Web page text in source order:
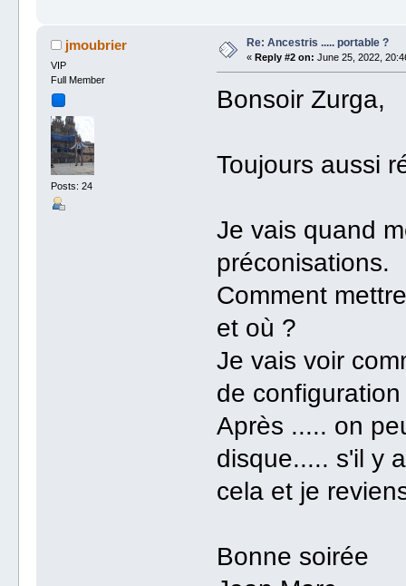
jmoubrier
VIP
Full Member
Posts: 24
Re: Ancestris ..... portable ?
« Reply #2 on: June 25, 2022,
Bonsoir Zurga,
Toujours aussi
Je vais quand
préconisations.
Comment
et où ?
Je vais voir
de
Après ..... on
disque..... s'il y
cela et je
Bonne soirée